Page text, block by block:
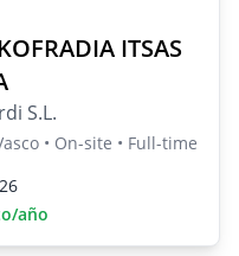
ITSAS
S.L.
• On-site • Full-time
año